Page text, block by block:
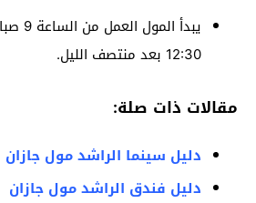
يبدأ
12:30 بعد منتصف الليل.
مقالات ذات صلة:
دليل سينما الراشد مول جازان
دليل فندق الراشد مول جازان